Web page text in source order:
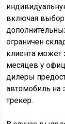
включая выбор
ограничен
клиента может
месяцев у
дилеры
автомобиль на
трекер.